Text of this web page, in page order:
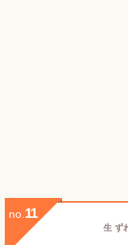
no. 11
生 ず